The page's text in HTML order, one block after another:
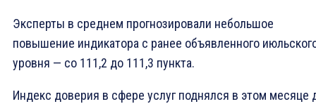
Эксперты в среднем прогнозировали небольшое
повышение индикатора с ранее объявленного
уровня — со 111,2 до 111,3 пункта.
Индекс доверия в сфере услуг поднялся в этом месяце